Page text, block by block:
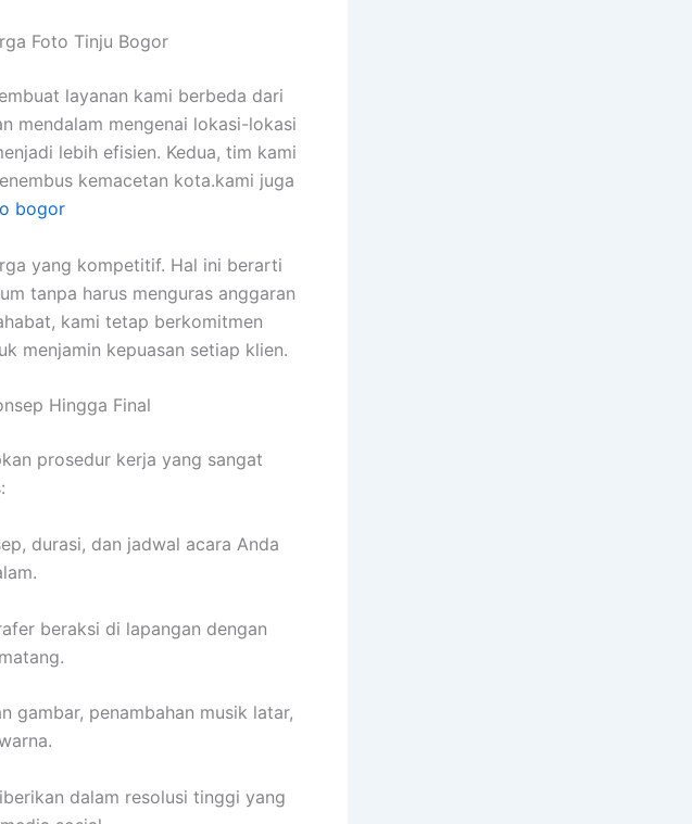
Foto Tinju Bogor
layanan kami berbeda dari
mendalam mengenai lokasi-lokasi
lebih efisien. Kedua, tim kami
kemacetan kota.kami juga
bogor
yang kompetitif. Hal ini berarti
tanpa harus menguras anggaran
kami tetap berkomitmen
menjamin kepuasan setiap klien.
Hingga Final
prosedur kerja yang sangat
durasi, dan jadwal acara Anda
beraksi di lapangan dengan
gambar, penambahan musik latar,
dalam resolusi tinggi yang